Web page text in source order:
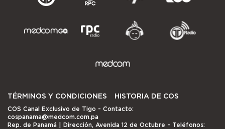
TÉRMINOS Y CONDICIONES HISTORIA DE COS
COS Canal Exclusivo de Tigo - Contacto:
cospanama@medcom.com.pa
Rep. de Panamá | Dirección, Avenida 12 de Octubre - Teléfonos: